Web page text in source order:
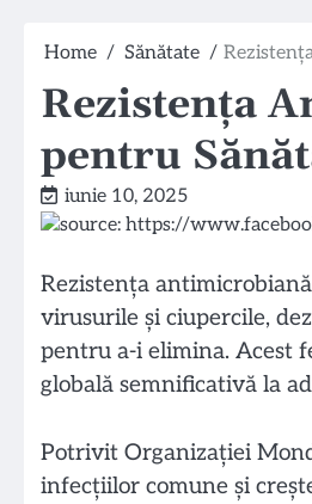
Home Sănătate
Rezistența
pentru
iunie 10, 2025
Rezistența
virusurile și ciupercile,
pentru a-i elimina. Acest
globală semnificativă la
Potrivit Organizației
infecțiilor comune și